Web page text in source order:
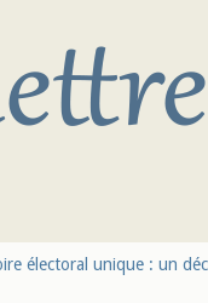
électoral unique : un